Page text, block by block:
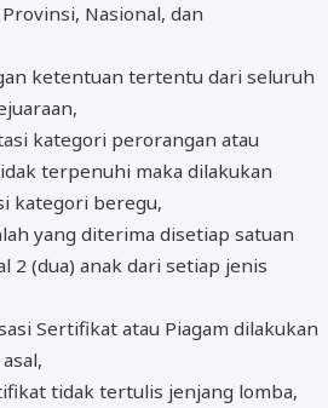
Nasional, dan
ketentuan tertentu dari seluruh
kategori perorangan atau
terpenuhi maka dilakukan
kategori beregu,
yang diterima disetiap satuan
2 (dua) anak dari setiap jenis
Sertifikat atau Piagam dilakukan
tidak tertulis jenjang lomba,